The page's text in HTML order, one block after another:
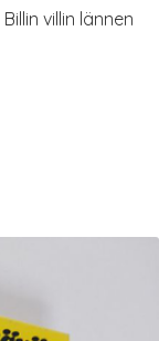
villin lännen